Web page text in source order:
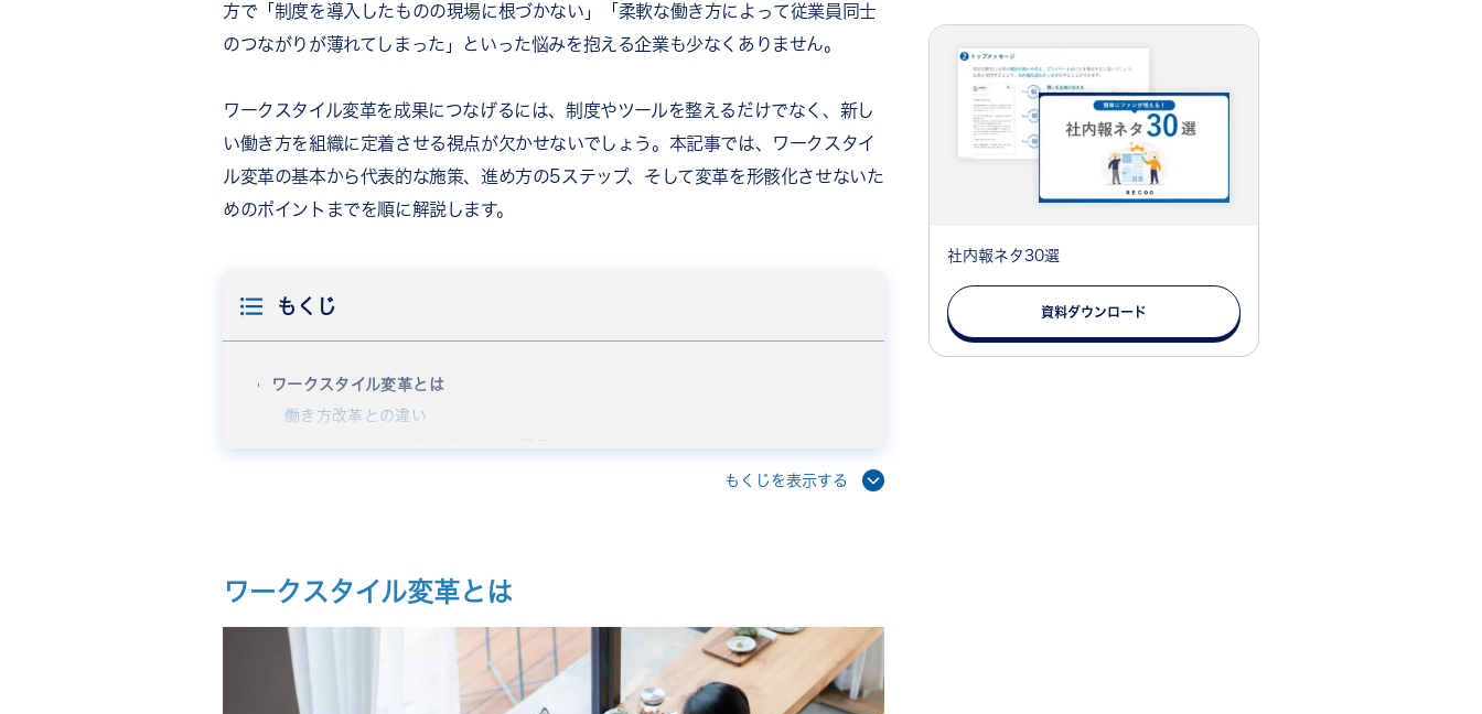
方で「制度を導入したものの現場に根づかない」「柔軟な働き方によって従業員同士
のつながりが薄れてしまった」といった悩みを抱える企業も少なくありません。
ワークスタイル変革を成果につなげるには、制度やツールを整えるだけでなく、新し
い働き方を組織に定着させる視点が欠かせないでしょう。本記事では、ワークスタイ
ル変革の基本から代表的な施策、進め方の5ステップ、そして変革を形骸化させないた
めのポイントまでを順に解説します。
もくじ
ワークスタイル変革とは
働き方改革との違い
ABW・フリーアドレス
ワーケーション
ワークスタイル変革に取り組むメリット
生産性の向上
もくじを表示する
ワークスタイル変革とは
社内報ネタ30選
資料ダウンロード